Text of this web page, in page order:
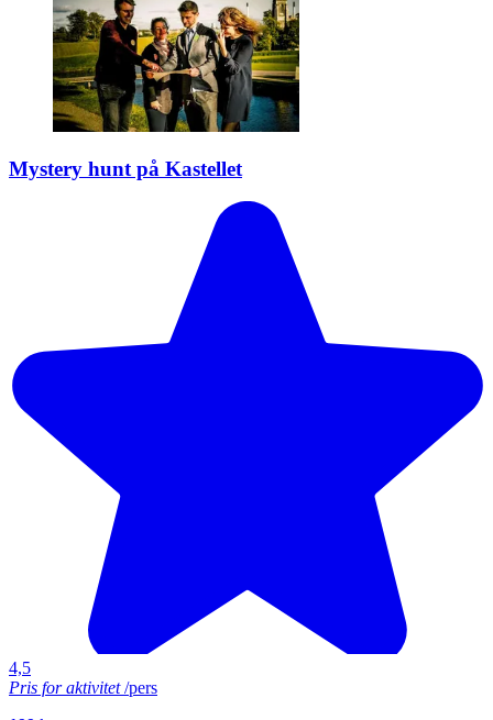
Mystery hunt på Kastellet
4,5
Pris for aktivitet/pers